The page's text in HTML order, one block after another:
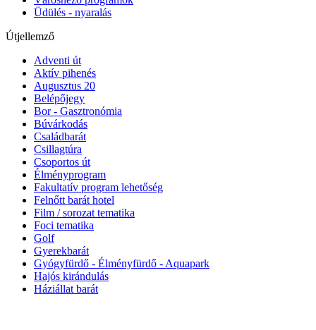
Üdülés - nyaralás
Útjellemző
Adventi út
Aktív pihenés
Augusztus 20
Belépőjegy
Bor - Gasztronómia
Búvárkodás
Családbarát
Csillagtúra
Csoportos út
Élményprogram
Fakultatív program lehetőség
Felnőtt barát hotel
Film / sorozat tematika
Foci tematika
Golf
Gyerekbarát
Gyógyfürdő - Élményfürdő - Aquapark
Hajós kirándulás
Háziállat barát